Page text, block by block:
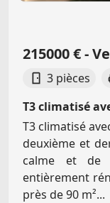
215000 € -
3 pièces
T3 climatisé
T3 climatisé
deuxième et
calme et de
entièrement
près de 90 m²...